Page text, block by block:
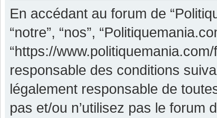
En accédant au forum de
“notre”, “nos”,
“https://
responsable des conditions
légalement responsable de
pas et/ou n’utilisez pas le forum